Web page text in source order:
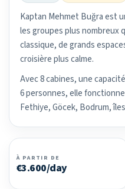
Kaptan Mehmet Buğra est
les groupes plus nombreux
classique, de grands
croisière plus calme.
Avec 8 cabines, une
6 personnes, elle
Fethiye, Göcek, Bodrum,
À PARTIR DE
€3.600/day